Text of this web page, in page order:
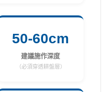
50-60cm
建議施作深度
（必須穿透耕盤層）